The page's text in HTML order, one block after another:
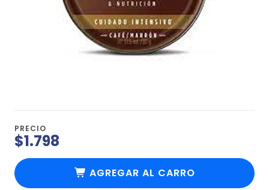
PRECIO
$1.798
AGREGAR AL CARRO